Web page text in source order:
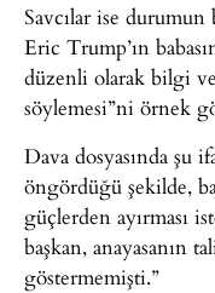
Savcılar ise
Eric Trump’ın
düzenli olarak bilgi
söylemesi”ni örnek
Dava dosyasında şu
öngördüğü şekilde,
güçlerden ayırması
başkan, anayasanın
göstermemişti.”